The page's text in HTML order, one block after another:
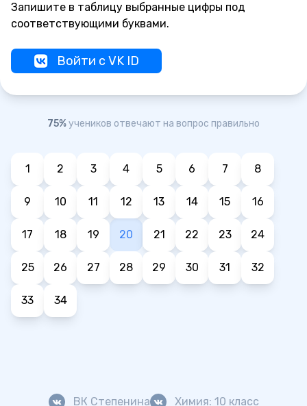
Запишите в таблицу выбранные цифры под
соответствующими буквами.
Войти с VK ID
75%учеников отвечают на вопрос правильно
1 2 3 4 5 6 7 8
9 10 11 12 13 14 15 16
17 18 19 20 21 22 23 24
25 26 27 28 29 30 31 32
33 34
ВК Степенина Химия: 10 класс